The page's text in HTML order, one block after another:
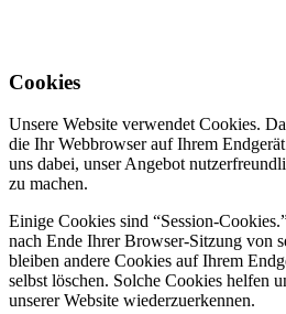
Cookies
Unsere Website verwendet Cookies.
die Ihr Webbrowser auf Ihrem
uns dabei, unser Angebot
zu machen.
Einige Cookies sind “Session-
nach Ende Ihrer Browser-Sitzung von
bleiben andere Cookies auf Ihrem
selbst löschen. Solche Cookies helfen
unserer Website wiederzuerkennen.